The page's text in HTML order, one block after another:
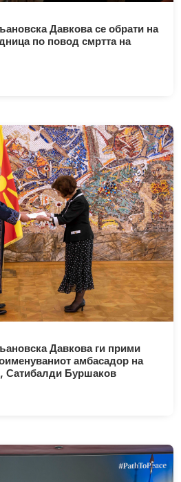
Давкова се обрати на
по повод смртта на
Давкова ги прими
амбасадор на
Сатибалди Буршаков